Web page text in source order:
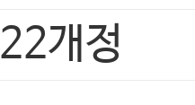
22개정